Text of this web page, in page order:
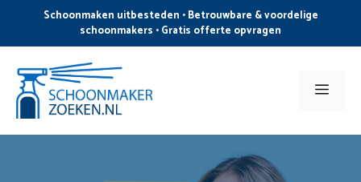
de
inhoud
Schoonmaken uitbesteden • Betrouwbare & voordelige
schoonmakers • Gratis offerte opvragen
Menu